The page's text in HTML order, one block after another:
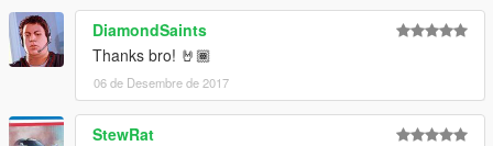
DiamondSaints
Thanks bro! 🤘🏾
06 de Desembre de 2017
StewRat